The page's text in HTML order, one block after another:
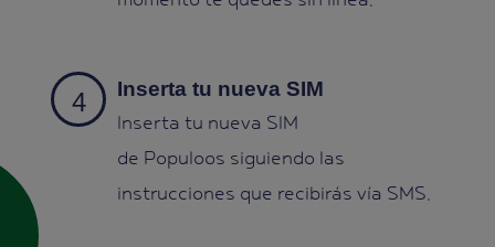
Inserta tu nueva SIM
Inserta tu nueva SIM
de Populoos siguiendo las
instrucciones que recibirás vía SMS.